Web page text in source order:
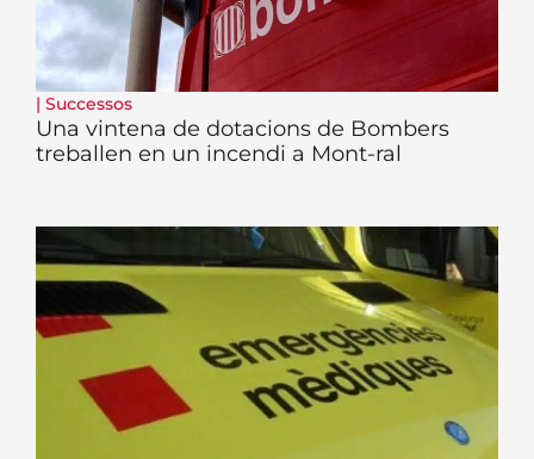
| Successos
Una vintena de dotacions de Bombers
treballen en un incendi a Mont-ral